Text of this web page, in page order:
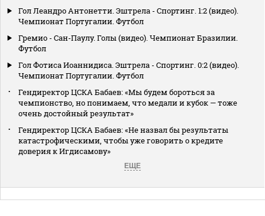
Гол Леандро Антонетти. Эштрела - Спортинг. 1:2 (видео).
Чемпионат Португалии. Футбол
Гремио - Сан-Паулу. Голы (видео). Чемпионат Бразилии.
Футбол
Гол Фотиса Иоаннидиса. Эштрела - Спортинг. 0:2 (видео).
Чемпионат Португалии. Футбол
Гендиректор ЦСКА Бабаев: «Мы будем бороться за
чемпионство, но понимаем, что медали и кубок — тоже
очень достойный результат»
Гендиректор ЦСКА Бабаев: «Не назвал бы результаты
катастрофическими, чтобы уже говорить о кредите
доверия к Игдисамову»
ЕЩЕ